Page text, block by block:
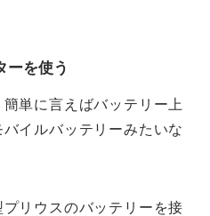
ーを使う
単に言えばバッテリー上
イルバッテリーみたいな
リウスのバッテリーを接